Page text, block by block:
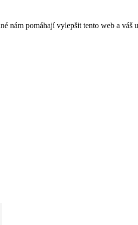
pomáhají vylepšit tento web a váš